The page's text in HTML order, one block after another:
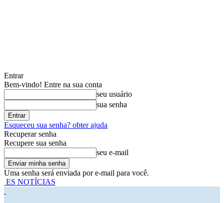
Entrar
Bem-vindo! Entre na sua conta
seu usuário
sua senha
Esqueceu sua senha? obter ajuda
Recuperar senha
Recupere sua senha
seu e-mail
Uma senha será enviada por e-mail para você.
ES NOTÍCIAS